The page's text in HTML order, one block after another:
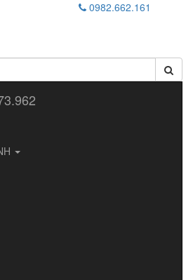
0982.662.161